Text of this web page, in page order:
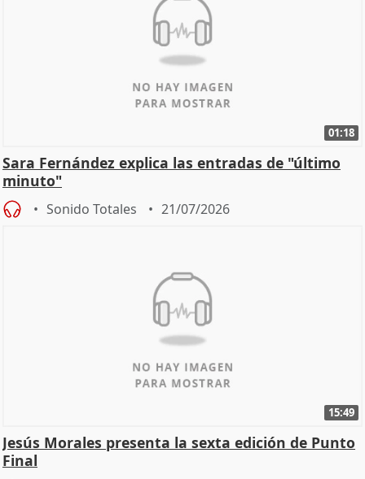
01:18
Sara Fernández explica las entradas de "último
minuto"
Sonido Totales 21/07/2026
15:49
Jesús Morales presenta la sexta edición de Punto
Final